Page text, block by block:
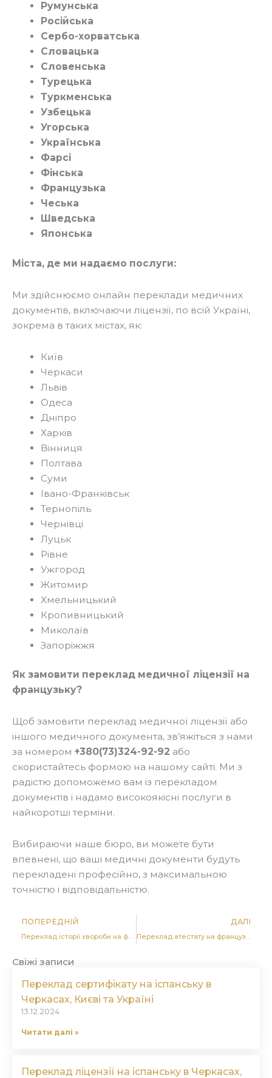
Румунська
Російська
Сербо-хорватська
Словацька
Словенська
Турецька
Туркменська
Узбецька
Угорська
Українська
Фарсі
Фінська
Французька
Чеська
Шведська
Японська
Міста, де ми надаємо послуги:
Ми здійснюємо онлайн переклади медичних
документів, включаючи ліцензії, по всій Україні,
зокрема в таких містах, як:
Київ
Черкаси
Львів
Одеса
Дніпро
Харків
Вінниця
Полтава
Суми
Івано-Франківськ
Тернопіль
Чернівці
Луцьк
Рівне
Ужгород
Житомир
Хмельницький
Кропивницький
Миколаїв
Запоріжжя
Як замовити переклад медичної ліцензії на
французьку?
Щоб замовити переклад медичної ліцензії або
іншого медичного документа, зв’яжіться з нами
за номером +380(73)324-92-92 або
скористайтесь формою на нашому сайті. Ми з
радістю допоможемо вам із перекладом
документів і надамо високоякісні послуги в
найкоротші терміни.
Вибираючи наше бюро, ви можете бути
впевнені, що ваші медичні документи будуть
перекладені професійно, з максимальною
точністю і відповідальністю.
Попер
ПОПЕРЕДНІЙ ДАЛІ
Свіжі записи
Переклад сертифікату на іспанську в
Черкасах, Києві та Україні
13.12.2024
Читати далі »
Переклад ліцензії на іспанську в Черкасах,